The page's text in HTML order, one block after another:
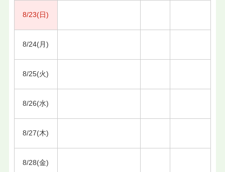
8/23(日)
8/24(月)
8/25(火)
8/26(水)
8/27(木)
8/28(金)